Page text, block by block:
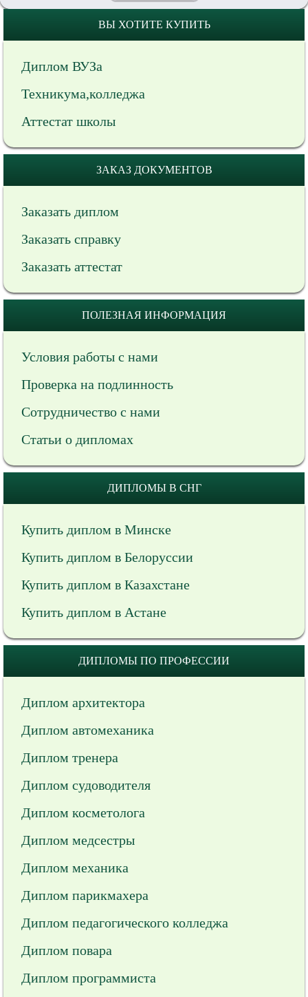
ВЫ ХОТИТЕ КУПИТЬ
Диплом ВУЗа
Техникума,колледжа
Аттестат школы
ЗАКАЗ ДОКУМЕНТОВ
Заказать диплом
Заказать справку
Заказать аттестат
ПОЛЕЗНАЯ ИНФОРМАЦИЯ
Условия работы с нами
Проверка на подлинность
Сотрудничество с нами
Статьи о дипломах
ДИПЛОМЫ В СНГ
Купить диплом в Минске
Купить диплом в Белоруссии
Купить диплом в Казахстане
Купить диплом в Астане
ДИПЛОМЫ ПО ПРОФЕССИИ
Диплом архитектора
Диплом автомеханика
Диплом тренера
Диплом судоводителя
Диплом косметолога
Диплом медсестры
Диплом механика
Диплом парикмахера
Диплом педагогического колледжа
Диплом повара
Диплом программиста